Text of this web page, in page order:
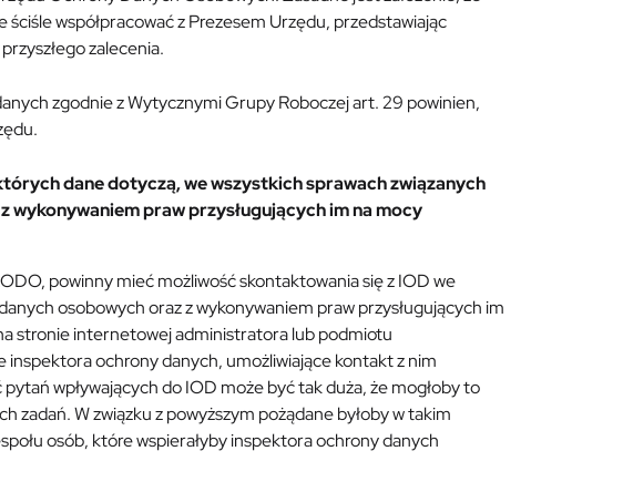
współpracować z Prezesem Urzędu, przedstawiając
zalecenia.
zgodnie z Wytycznymi Grupy Roboczej art. 29 powinien,
dane dotyczą, we wszystkich sprawach związanych
praw przysługujących im na mocy
powinny mieć możliwość skontaktowania się z IOD we
osobowych oraz z wykonywaniem praw przysługujących im
stronie internetowej administratora lub podmiotu
ochrony danych, umożliwiające kontakt z nim
wpływających do IOD może być tak duża, że mogłoby to
W związku z powyższym pożądane byłoby w takim
osób, które wspierałyby inspektora ochrony danych